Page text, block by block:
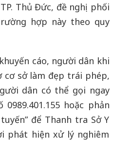
Thủ Đức, đề nghị phối
hợp này theo quy
cáo, người dân khi
cơ sở làm đẹp trái phép,
dân có thể gọi ngay
hoặc phản
để Thanh tra Sở Y
phát hiện xử lý nghiêm